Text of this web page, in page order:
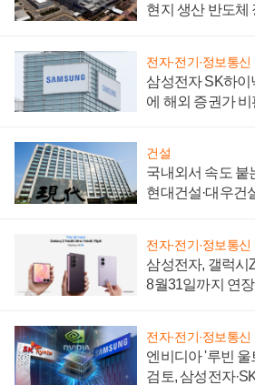
현지 생산 반도체
전자·전기·정보통신
삼성전자 SK하이
에 해외 증권가
건설
국내외서 속도 붙
현대건설·대우건
전자·전기·정보통신
삼성전자, 갤럭시
8월31일까지 연장
전자·전기·정보통신
엔비디아 '루빈
검토, 삼성전자